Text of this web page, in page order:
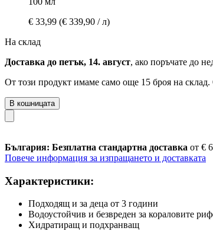
€ 33,99 (€ 339,90 / л)
На склад
Доставка до петък, 14. август, ако поръчате до
От този продукт имаме само още 15 броя на
В кошницата
България: Безплатна стандартна доставка от €
Повече информация за изпращането и доставката
Характеристики:
Подходящ и за деца от 3 години
Водоустойчив и безвреден за кораловите
Хидратиращ и подхранващ